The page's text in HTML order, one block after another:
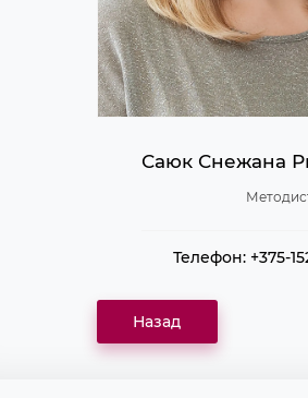
Саюк Снежана
Телефон: +375-
Назад